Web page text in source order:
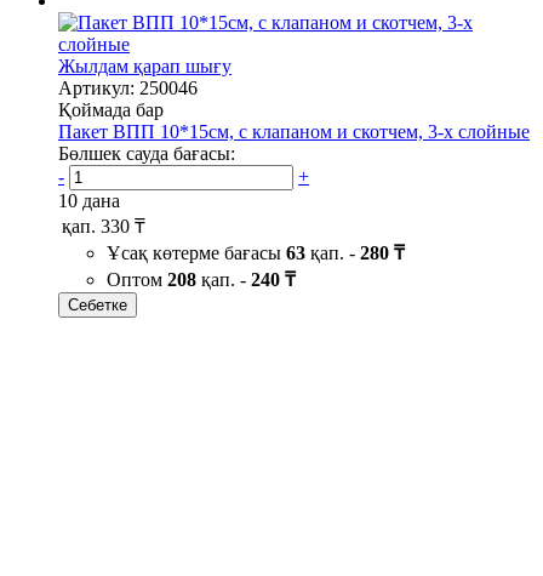
Жылдам қарап шығу
Артикул: 250046
Қоймада бар
Пакет ВПП 10*15см, с клапаном и скотчем, 3-х слойные
Бөлшек сауда бағасы:
-
+
10 дана
қап. 330 ₸
Ұсақ көтерме бағасы 63 қап. - 280 ₸
Оптом 208 қап. - 240 ₸
Себетке